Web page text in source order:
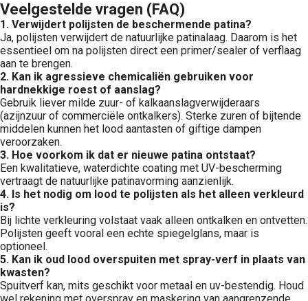
Veelgestelde vragen (FAQ)
1. Verwijdert polijsten de beschermende patina?
Ja, polijsten verwijdert de natuurlijke patinalaag. Daarom is het
essentieel om na polijsten direct een primer/sealer of verflaag
aan te brengen.
2. Kan ik agressieve chemicaliën gebruiken voor
hardnekkige roest of aanslag?
Gebruik liever milde zuur- of kalkaanslagverwijderaars
(azijnzuur of commerciële ontkalkers). Sterke zuren of bijtende
middelen kunnen het lood aantasten of giftige dampen
veroorzaken.
3. Hoe voorkom ik dat er nieuwe patina ontstaat?
Een kwalitatieve, waterdichte coating met UV-bescherming
vertraagt de natuurlijke patinavorming aanzienlijk.
4. Is het nodig om lood te polijsten als het alleen verkleurd
is?
Bij lichte verkleuring volstaat vaak alleen ontkalken en ontvetten.
Polijsten geeft vooral een echte spiegelglans, maar is
optioneel.
5. Kan ik oud lood overspuiten met spray-verf in plaats van
kwasten?
Spuitverf kan, mits geschikt voor metaal en uv-bestendig. Houd